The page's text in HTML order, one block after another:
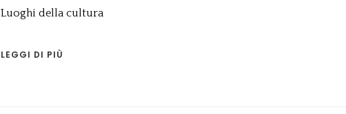
Luoghi della cultura
LEGGI DI PIÙ